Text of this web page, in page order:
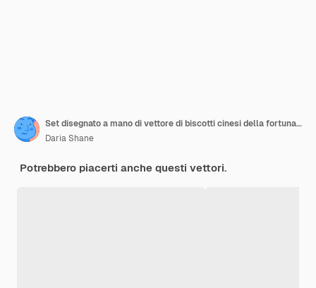
Set disegnato a mano di vettore di biscotti cinesi della fortuna Biscotto croccante con un pezzo di carta bianco all'interno
Daria Shane
Potrebbero piacerti anche questi vettori.